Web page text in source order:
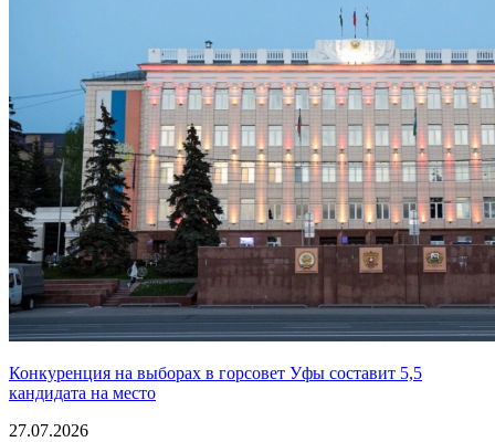
Конкуренция на выборах в горсовет Уфы составит 5,5
кандидата на место
27.07.2026